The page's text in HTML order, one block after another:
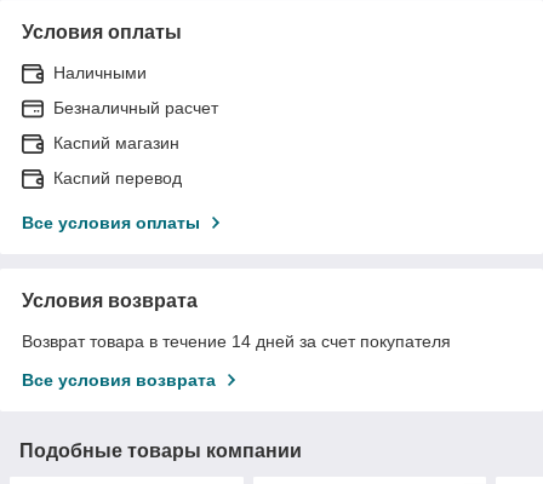
Условия оплаты
Наличными
Безналичный расчет
Каспий магазин
Каспий перевод
Все условия оплаты
Условия возврата
Возврат товара в течение 14 дней за счет покупателя
Все условия возврата
Подобные товары компании